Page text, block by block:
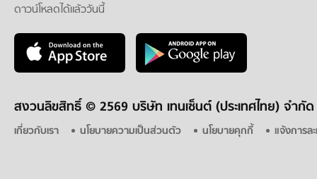
ดาวน์โหลดได้แล้ววันนี้
สงวนลิขสิทธิ์ © 2569 บริษัท เทนเซ็นต์ (ประเทศไทย) จำกัด
เกี่ยวกับเรา นโยบายความเป็นส่วนตัว นโยบายคุกกี้ แจ้งการล